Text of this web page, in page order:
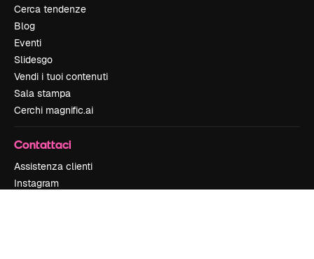
Cerca tendenze
Blog
Eventi
Slidesgo
Vendi i tuoi contenuti
Sala stampa
Cerchi magnific.ai
Contattaci
Assistenza clienti
Instagram